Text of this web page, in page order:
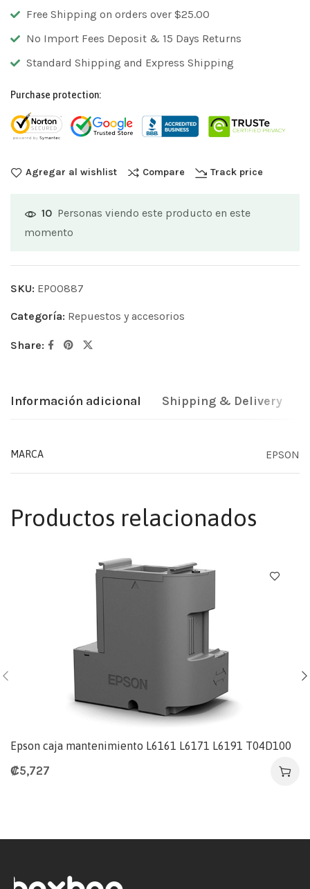
Free Shipping on orders over $25.00
No Import Fees Deposit & 15 Days Returns
Standard Shipping and Express Shipping
Purchase protection:
Agregar al wishlist Compare Track price
10 Personas viendo este producto en este
momento
SKU: EP00887
Categoría: Repuestos y accesorios
Share:
Información adicional Shipping & Delivery
MARCA EPSON
Productos relacionados
Epson caja mantenimiento L6161 L6171 L6191 T04D100
₡5,727